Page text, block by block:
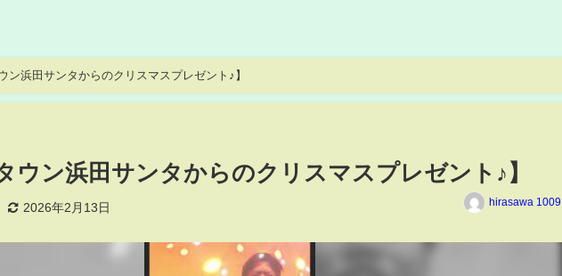
ン浜田サンタからのクリスマスプレゼント♪】
ウン浜田サンタからのクリスマスプレゼント♪】
2026年2月13日 hirasawa 1009